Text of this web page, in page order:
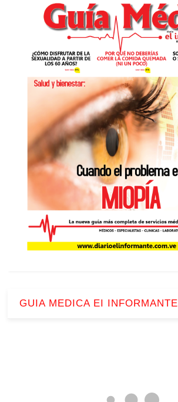
GUIA MEDICA EI INFORMANTE